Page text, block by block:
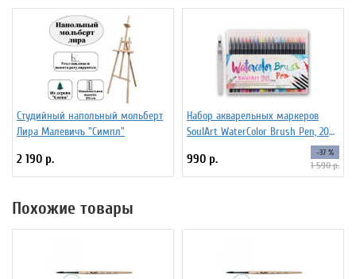
Студийный напольный мольберт
Лира Малевичъ "Симпл"
2 190 р.
Набор акварельных маркеров
SoulArt WaterColor Brush Pen, 20
990 р. -37 %
1 590 р.
Похожие товары